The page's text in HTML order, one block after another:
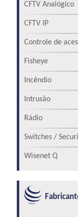
CFTV Analógico
CFTV IP
Controle de
Fisheye
Incêndio
Intrusão
Rádio
Switches /
Wisenet Q